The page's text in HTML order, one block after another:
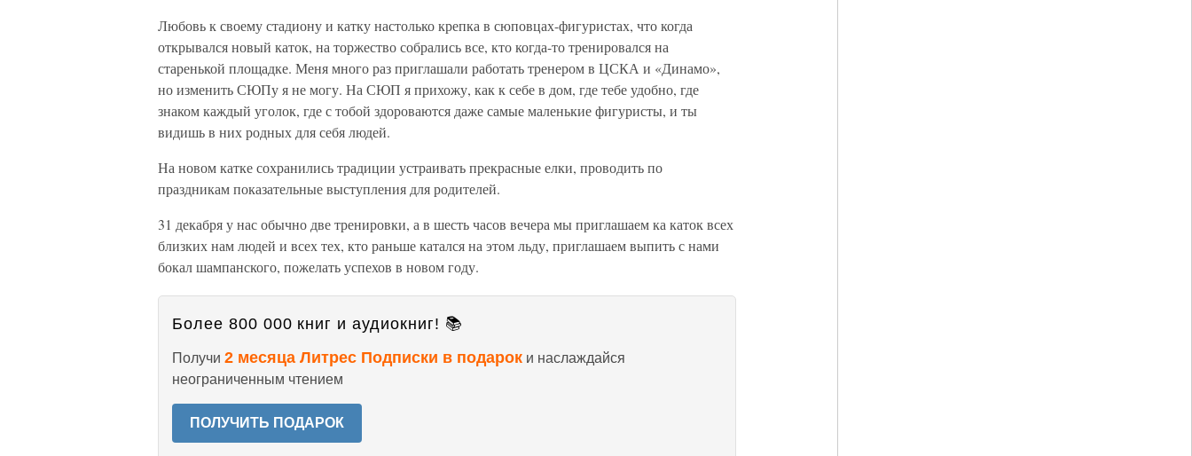
Любовь к своему стадиону и катку настолько крепка в сюповцах-фигуристах, что когда
открывался новый каток, на торжество собрались все, кто когда-то тренировался на
старенькой площадке. Меня много раз приглашали работать тренером в ЦСКА и «Динамо»,
но изменить СЮПу я не могу. На СЮП я прихожу, как к себе в дом, где тебе удобно, где
знаком каждый уголок, где с тобой здороваются даже самые маленькие фигуристы, и ты
видишь в них родных для себя людей.
На новом катке сохранились традиции устраивать прекрасные елки, проводить по
праздникам показательные выступления для родителей.
31 декабря у нас обычно две тренировки, а в шесть часов вечера мы приглашаем ка каток всех
близких нам людей и всех тех, кто раньше катался на этом льду, приглашаем выпить с нами
бокал шампанского, пожелать успехов в новом году.
Более 800 000 книг и аудиокниг! 📚
Получи 2 месяца Литрес Подписки в подарок и наслаждайся
неограниченным чтением
ПОЛУЧИТЬ ПОДАРОК